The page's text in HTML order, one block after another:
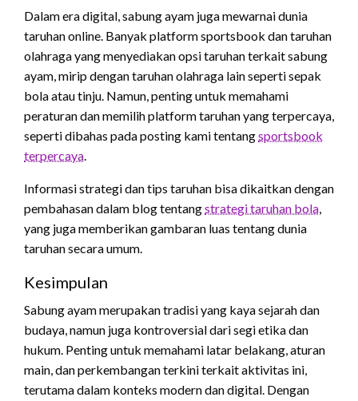
Dalam era digital, sabung ayam juga mewarnai dunia
taruhan online. Banyak platform sportsbook dan taruhan
olahraga yang menyediakan opsi taruhan terkait sabung
ayam, mirip dengan taruhan olahraga lain seperti sepak
bola atau tinju. Namun, penting untuk memahami
peraturan dan memilih platform taruhan yang terpercaya,
seperti dibahas pada posting kami tentangsportsbook
terpercaya.
Informasi strategi dan tips taruhan bisa dikaitkan dengan
pembahasan dalam blog tentangstrategi taruhan bola,
yang juga memberikan gambaran luas tentang dunia
taruhan secara umum.
Kesimpulan
Sabung ayam merupakan tradisi yang kaya sejarah dan
budaya, namun juga kontroversial dari segi etika dan
hukum. Penting untuk memahami latar belakang, aturan
main, dan perkembangan terkini terkait aktivitas ini,
terutama dalam konteks modern dan digital. Dengan